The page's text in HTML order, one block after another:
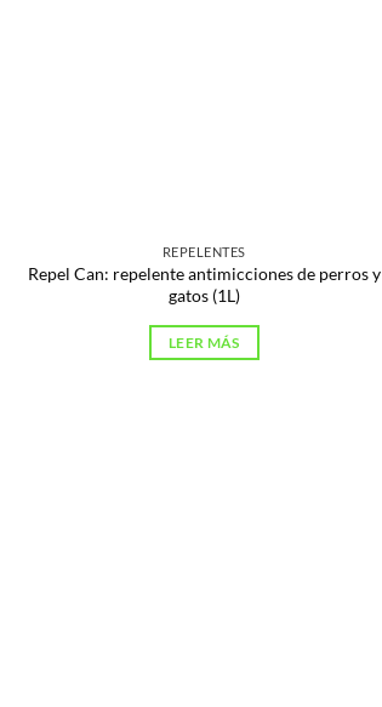
REPELENTES
Repel Can: repelente antimicciones de perros y
gatos (1L)
LEER MÁS